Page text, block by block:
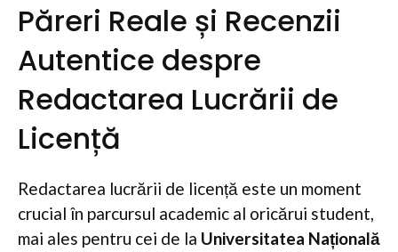
Păreri Reale și Recenzii
Autentice despre
Redactarea Lucrării de
Licență
Redactarea lucrării de licență este un moment
crucial în parcursul academic al oricărui student,
mai ales pentru cei de la Universitatea Națională